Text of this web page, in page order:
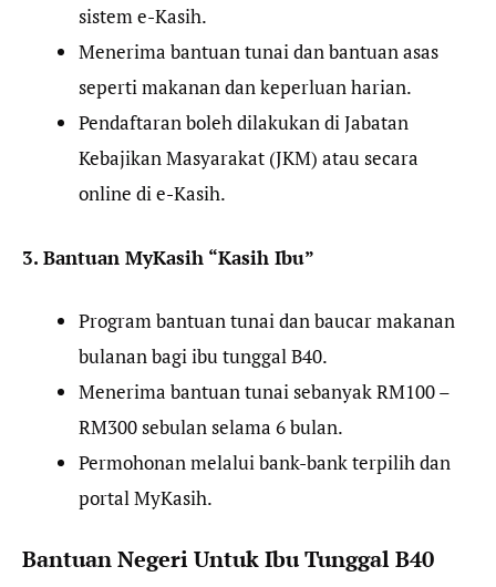
sistem e-Kasih.
Menerima bantuan tunai dan bantuan asas
seperti makanan dan keperluan harian.
Pendaftaran boleh dilakukan di Jabatan
Kebajikan Masyarakat (JKM) atau secara
online di e-Kasih.
3. Bantuan MyKasih “Kasih Ibu”
Program bantuan tunai dan baucar makanan
bulanan bagi ibu tunggal B40.
Menerima bantuan tunai sebanyak RM100 –
RM300 sebulan selama 6 bulan.
Permohonan melalui bank-bank terpilih dan
portal MyKasih.
Bantuan Negeri Untuk Ibu Tunggal B40